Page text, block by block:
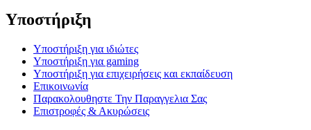
Υποστήριξη
Υποστήριξη για ιδιώτες
Υποστήριξη για gaming
Υποστήριξη για επιχειρήσεις και εκπαίδευση
Επικοινωνία
Παρακολουθηστε Την Παραγγελια Σας
Επιστροφές & Ακυρώσεις